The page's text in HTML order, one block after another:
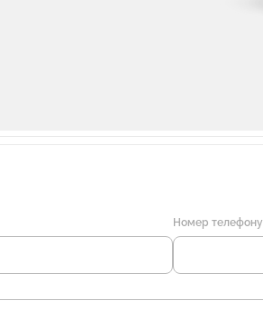
Номер телефону